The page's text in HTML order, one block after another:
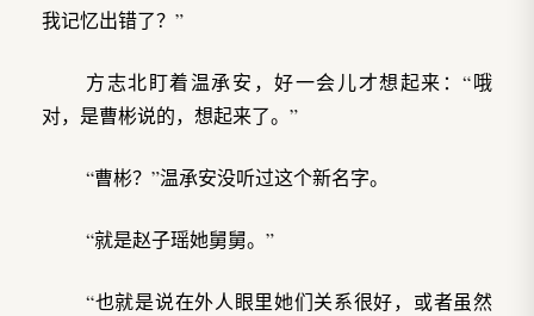
我记忆出错了？”
方志北盯着温承安，好一会儿才想起来：“哦
对，是曹彬说的，想起来了。”
“曹彬？”温承安没听过这个新名字。
“就是赵子瑶她舅舅。”
“也就是说在外人眼里她们关系很好，或者虽然